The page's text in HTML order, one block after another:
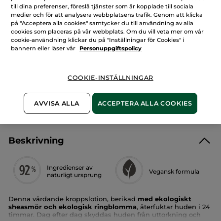
LÄGG I VARUKORGEN
Fri frakt över 229 kr
Levereras från La Gacilly, Frankrike
100% nöjd eller pengarna tillbaka
Frakt- och expeditionsavgifter
LÄS MER I VÅRA KÖPVILLKOR
Beskrivning
Ingredienser av
naturligt ursprung
Vegansk formula
Denna vårdande kroppslotion, berikad med ekologiskt
sheasmör och ekologisk ringblomma, återfuktar huden i 24
timmar. Dag efter dag skyddas huden från uttorkning och
till dina preferenser, föreslå tjänster som är kopplade till sociala
medier och för att analysera webbplatsens trafik. Genom att klicka
på "Acceptera alla cookies" samtycker du till användning av alla
cookies som placeras på vår webbplats. Om du vill veta mer om vår
cookie-användning klickar du på "Inställningar för Cookies" i
bannern eller läser vår
Personuppgiftspolicy
COOKIE-INSTÄLLNINGAR
AVVISA ALLA ACCEPTERA ALLA COOKIES